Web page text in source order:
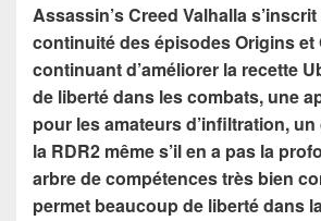
Assassin’s Creed Valhalla
continuité des épisodes Origins et
continuant d’améliorer la recette
de liberté dans les combats, une
pour les amateurs d’infiltration,
la RDR2 même s’il en a pas la
arbre de compétences très bien
permet beaucoup de liberté dans